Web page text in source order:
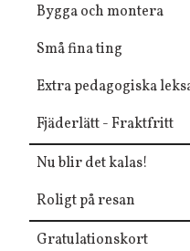
Bygga och montera
Små fina ting
Extra pedagogiska
Fjäderlätt - Fraktfritt
Nu blir det kalas!
Roligt på resan
Gratulationskort